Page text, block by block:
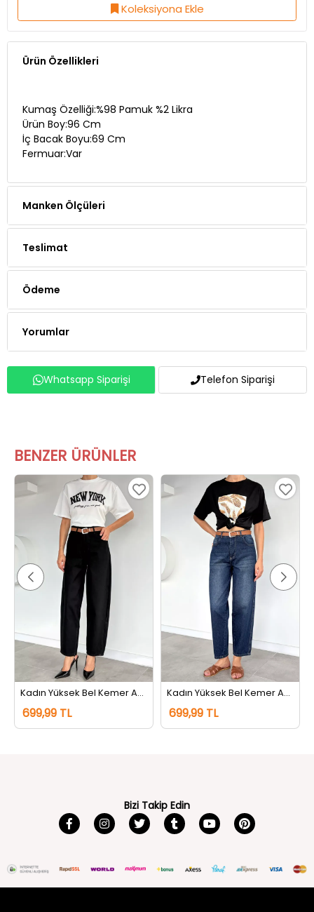
Koleksiyona Ekle
Ürün Özellikleri
Kumaş Özelliği:%98 Pamuk %2 Likra
Ürün Boy:96 Cm
İç Bacak Boyu:69 Cm
Fermuar:Var
Manken Ölçüleri
Teslimat
Ödeme
Yorumlar
Whatsapp Siparişi Telefon Siparişi
BENZER ÜRÜNLER
Kadın Yüksek Bel Kemer Aksesuarlı Jean Kot Pantolon Siyah
699,99 TL
Kadın Yüksek Bel Kemer Aksesuarlı Jean Kot Pantolon Lacivert Tint
699,99 TL
Bizi Takip Edin